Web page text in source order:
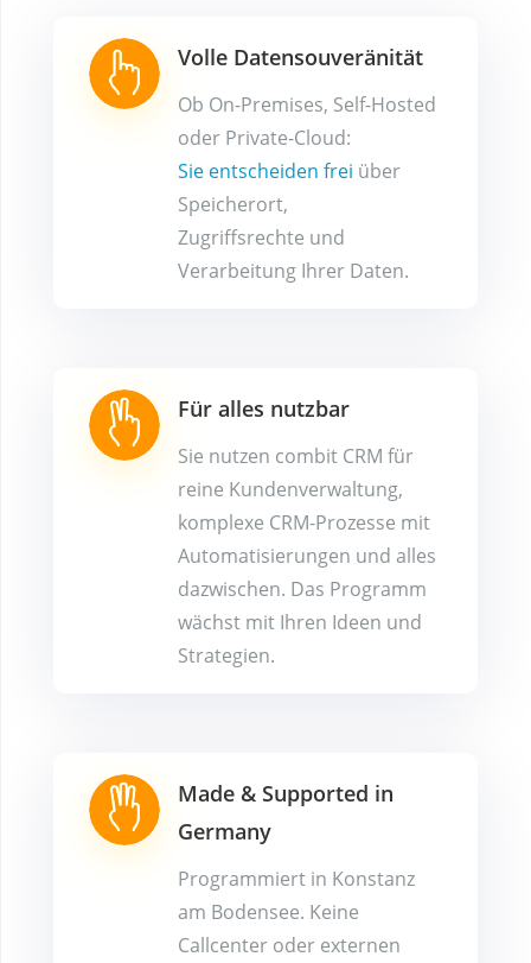
Volle Datensouveränität
Ob On-Premises, Self-Hosted
oder Private-Cloud:
Sie entscheiden frei über
Speicherort,
Zugriffsrechte und
Verarbeitung Ihrer Daten.
Für alles nutzbar
Sie nutzen combit CRM für
reine Kunden­ver­wal­tung,
kom­plexe CRM-Prozesse mit
Auto­mati­sierungen und alles
da­zwischen. Das Programm
wächst mit Ihren Ideen und
Strategien.
Made & Supported in
Germany
Programmiert in Konstanz
am Bodensee. Keine
Callcenter oder externen